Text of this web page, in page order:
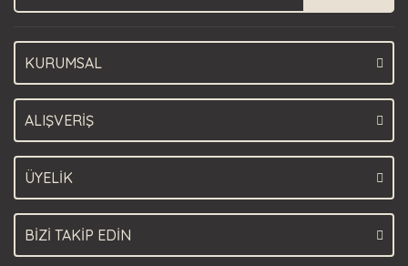
KURUMSAL
ALIŞVERİŞ
ÜYELİK
BİZİ TAKİP EDİN